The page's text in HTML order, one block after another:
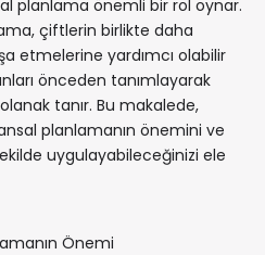
planlama önemli bir rol oynar.
çiftlerin birlikte daha
etmelerine yardımcı olabilir
önceden tanımlayarak
tanır. Bu makalede,
planlamanın önemini ve
uygulayabileceğinizi ele
Önemi